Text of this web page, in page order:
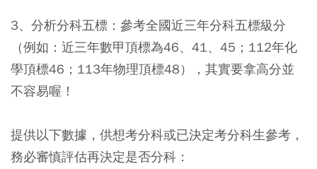
3、分析分科五標：參考全國近三年分科五標級分
（例如：近三年數甲頂標為46、41、45；112年化
學頂標46；113年物理頂標48），其實要拿高分並
不容易喔！
提供以下數據，供想考分科或已決定考分科生參考，
務必審慎評估再決定是否分科：